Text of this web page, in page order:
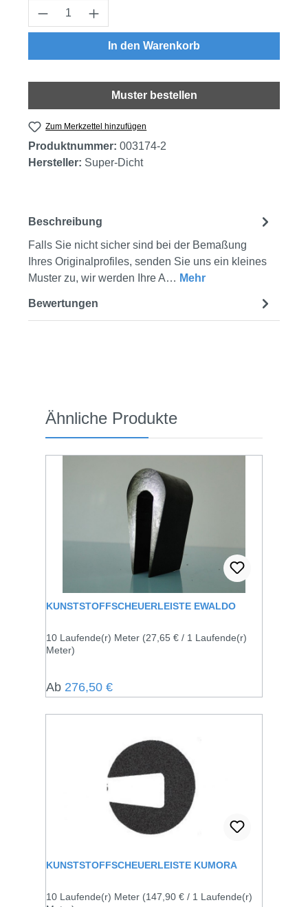
Produkt Anzahl: Gib den gewünschten
In den Warenkorb
Muster bestellen
Zum Merkzettel hinzufügen
Produktnummer: 003174-2
Hersteller: Super-Dicht
Beschreibung
Falls Sie nicht sicher sind bei der Bemaßung
Ihres Originalprofiles, senden Sie uns ein kleines
Muster zu, wir werden Ihre A… Mehr
Bewertungen
Produktgalerie überspringen
Ähnliche Produkte
KUNSTSTOFFSCHEUERLEISTE EWALDO
10 Laufende(r) Meter (27,65 € / 1 Laufende(r)
Meter)
Regulärer Preis:
Ab 276,50 €
KUNSTSTOFFSCHEUERLEISTE KUMORA
10 Laufende(r) Meter (147,90 € / 1 Laufende(r)